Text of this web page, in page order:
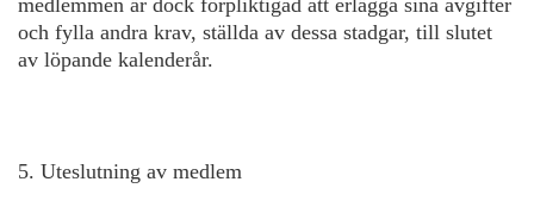
och fylla andra krav, ställda av dessa stadgar, till slutet
av löpande kalenderår.
5. Uteslutning av medlem